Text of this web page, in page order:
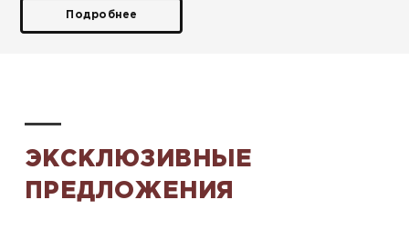
Подробнее
ЭКСКЛЮЗИВНЫЕ
ПРЕДЛОЖЕНИЯ